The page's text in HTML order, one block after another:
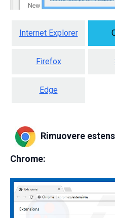
Internet Explorer
Firefox
Edge
Rimuovere
Chrome: